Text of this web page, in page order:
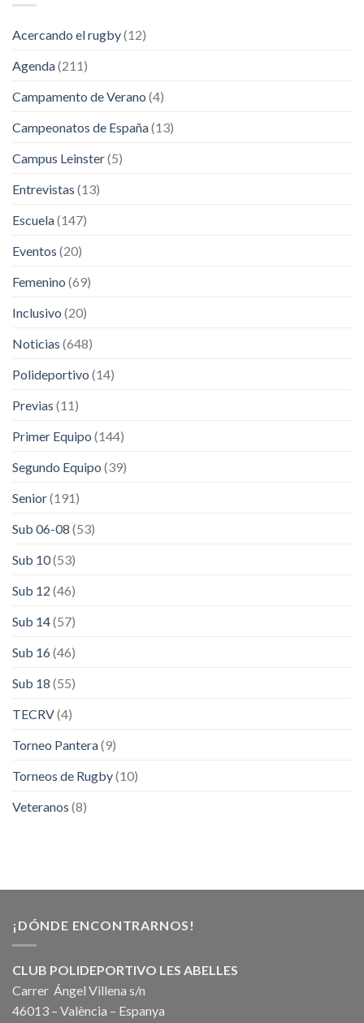
Acercando el rugby(12)
Agenda(211)
Campamento de Verano (4)
Campeonatos de España(13)
Campus Leinster(5)
Entrevistas (13)
Escuela(147)
Eventos (20)
Femenino (69)
Inclusivo (20)
Noticias (648)
Polideportivo (14)
Previas (11)
Primer Equipo (144)
Segundo Equipo (39)
Senior(191)
Sub 06-08 (53)
Sub 10(53)
Sub 12 (46)
Sub 14(57)
Sub 16(46)
Sub 18 (55)
TECRV(4)
Torneo Pantera(9)
Torneos de Rugby(10)
Veteranos (8)
¡DÓNDE ENCONTRARNOS!
CLUB POLIDEPORTIVO LES ABELLES
Carrer Ángel Villena s/n
46013 – València – Espanya